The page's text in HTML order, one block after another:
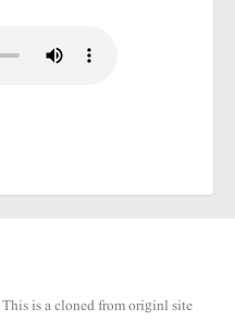
This is a cloned from originl site